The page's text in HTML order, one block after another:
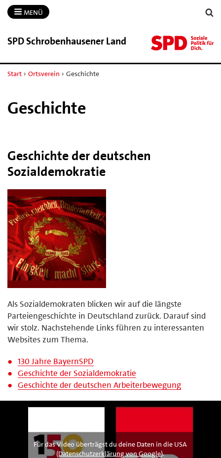
MENÜ
SPD Schrobenhausener Land
Start › Ortsverein › Geschichte
Geschichte
Geschichte der deutschen
Sozialdemokratie
Als Sozialdemokraten blicken wir auf die längste
Parteiengeschichte in Deutschland zurück. Darauf sind
wir stolz. Nachstehende Links führen zu interessanten
Websites zum Thema.
130 Jahre BayernSPD
Geschichte der Sozialdemokratie
Geschichte der deutschen Arbeiterbewegung
Für das Video überträgst du deine Daten in die USA
(Datenschutzerklärung von Google).